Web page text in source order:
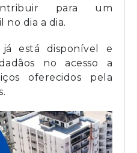
para um
no dia a dia.
está disponível e
no acesso a
oferecidos pela